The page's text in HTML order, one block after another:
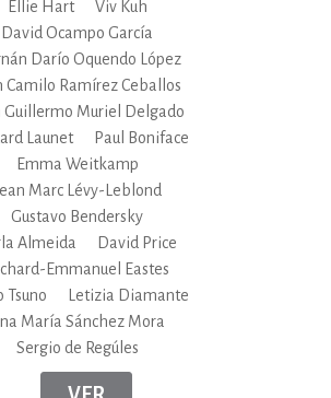
Ellie Hart
Viv Kuh
David Ocampo García
Darío Oquendo López
Camilo Ramírez Ceballos
Guillermo Muriel Delgado
Launet
Paul Boniface
Emma Weitkamp
Marc Lévy-Leblond
Gustavo Bendersky
Almeida
David Price
Emmanuel Eastes
Tsuno
Letizia Diamante
María Sánchez Mora
Sergio de Regúles